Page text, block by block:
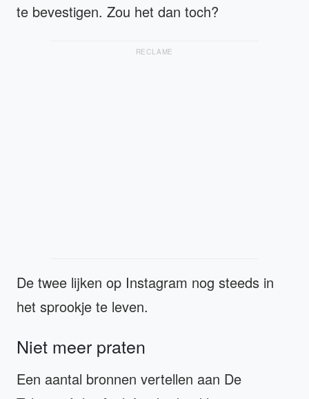
te bevestigen. Zou het dan toch?
RECLAME
De twee lijken op Instagram nog steeds in
het sprookje te leven.
Niet meer praten
Een aantal bronnen vertellen aan De